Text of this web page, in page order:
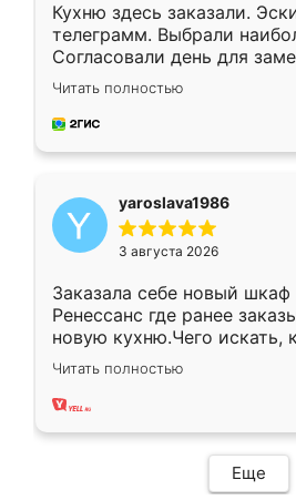
Кухню здесь заказали.
телеграмм. Выбрали
Согласовали день для
недели кухня была уже
довольны работой.
мебель за качественную
Читать полностью
yaroslava1986
3 августа 2026
Заказала себе новый шкаф
Ренессанс где ранее
новую кухню.Чего искать,
вполне довольна. Служит
два года, нареканий нет.
Читать полностью
Еще